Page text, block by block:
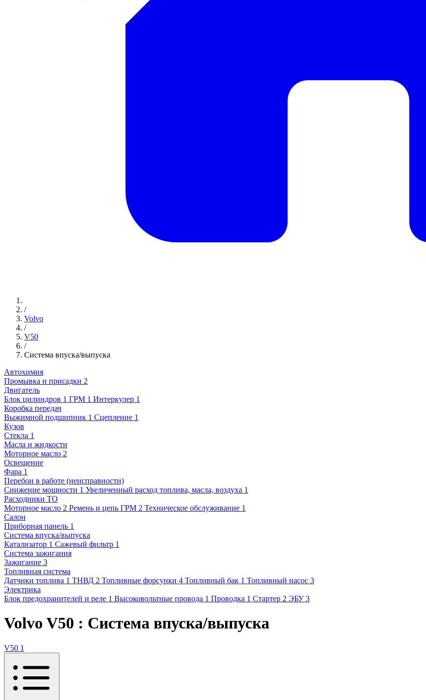
/
Volvo
/
V50
/
Система впуска/выпуска
Автохимия
Промывка и присадки 2
Двигатель
Блок цилиндров 1 ГРМ 1 Интеркулер 1
Коробка передач
Выжимной подшипник 1 Сцепление 1
Кузов
Стекла 1
Масла и жидкости
Моторное масло 2
Освещение
Фара 1
Перебои в работе (неисправности)
Снижение мощности 1 Увеличенный расход топлива, масла, воздуха 1
Расходники ТО
Моторное масло 2 Ремень и цепь ГРМ 2 Техническое обслуживание 1
Салон
Приборная панель 1
Система впуска/выпуска
Катализатор 1 Сажевый фильтр 1
Система зажигания
Зажигание 3
Топливная система
Датчики топлива 1 ТНВД 2 Топливные форсунки 4 Топливный бак 1 Топливный насос 3
Электрика
Блок предохранителей и реле 1 Высоковольтные провода 1 Проводка 1 Стартер 2 ЭБУ 3
Volvo V50 : Система впуска/выпуска
V50 1